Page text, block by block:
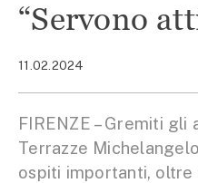
“Servono
11.02.2024
FIRENZE – Gremiti
Terrazze
ospiti importanti,